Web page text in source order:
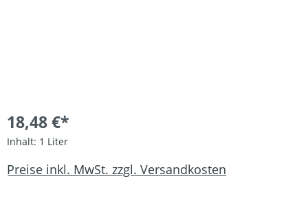
18,48 €*
Inhalt: 1 Liter
Preise inkl. MwSt. zzgl. Versandkosten